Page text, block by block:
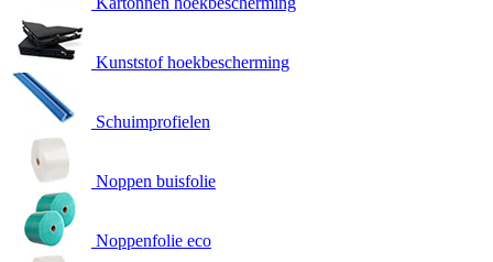
Kunststof hoekbescherming
Schuimprofielen
Noppen buisfolie
Noppenfolie eco